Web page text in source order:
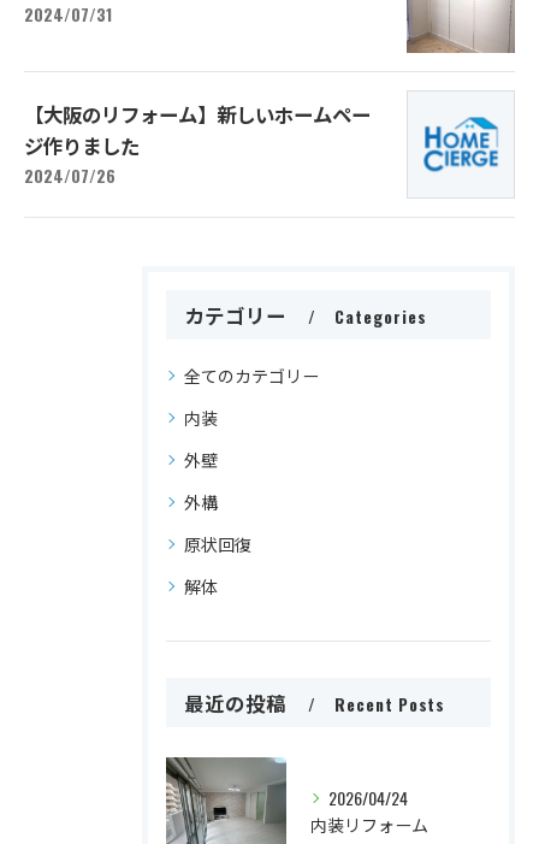
2024/07/31
【大阪のリフォーム】新しいホームペー
ジ作りました
2024/07/26
カテゴリー Categories
全てのカテゴリー
内装
外壁
外構
原状回復
解体
最近の投稿 Recent Posts
2026/04/24
内装リフォーム